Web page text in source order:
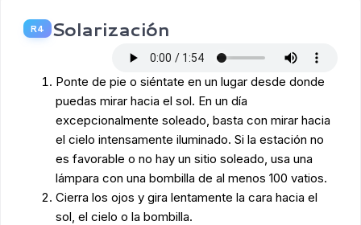
R4 Solarización
Ponte de pie o siéntate en un lugar desde donde
puedas mirar hacia el sol. En un día
excepcionalmente soleado, basta con mirar hacia
el cielo intensamente iluminado. Si la estación no
es favorable o no hay un sitio soleado, usa una
lámpara con una bombilla de al menos 100 vatios.
Cierra los ojos y gira lentamente la cara hacia el
sol, el cielo o la bombilla.